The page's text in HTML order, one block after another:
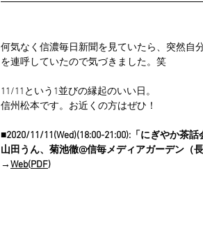
何気なく信濃毎日新聞を見ていたら、突然自
を連呼していたので気づきました。笑
11/11という1並びの縁起のいい日。
信州松本です。お近くの方はぜひ！
■2020/11/11(Wed)(18:00-21:00):「にぎやか茶
山田うん、菊池徹@信毎メディアガーデン（
→Web(PDF)